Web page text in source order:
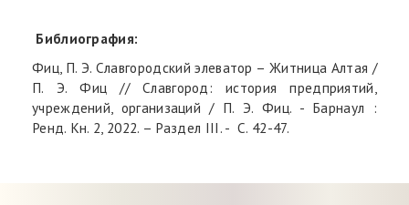
Библиография:
Фиц, П. Э. Славгородский элеватор – Житница Алтая /
П. Э. Фиц // Славгород: история предприятий,
учреждений, организаций / П. Э. Фиц. - Барнаул :
Ренд. Кн. 2, 2022. – Раздел III. - C. 42-47.